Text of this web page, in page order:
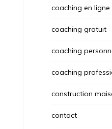
coaching en ligne
coaching gratuit
coaching
coaching
construction
contact